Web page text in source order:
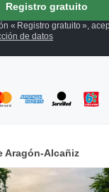
Registro gratuito
« Registro gratuito »,
de datos
Aragón-Alcañiz